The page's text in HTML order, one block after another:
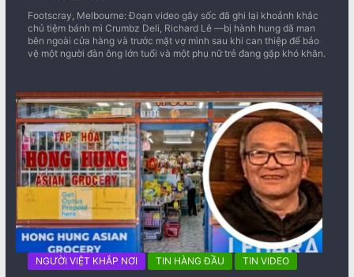
Footscray, Melbourne: Đoạn video gây sốc đã ghi lại khoảnh khắc
chủ tiệm bánh mì Crumbz Deli, Richard Lê —bị hành hung dã man
bên ngoài cửa hàng và trước mặt vợ mình sau khi can thiệp để bảo
vệ một người đàn ông lớn tuổi và một phụ nữ trẻ đang gặp khó khăn.
NGƯỜI VIỆT KHẮP NƠI TIN HÀNG ĐẦU TIN VIDEO